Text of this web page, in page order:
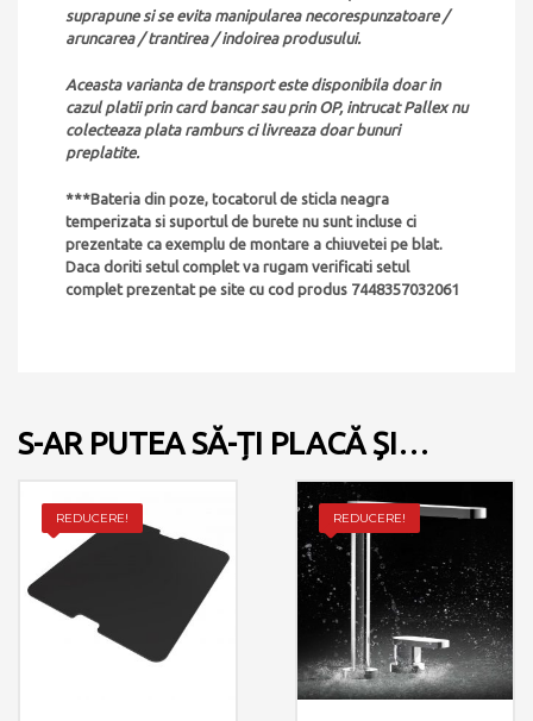
suprapune si se evita manipularea necorespunzatoare /
aruncarea / trantirea / indoirea produsului.
Aceasta varianta de transport este disponibila doar in
cazul platii prin card bancar sau prin OP, intrucat Pallex nu
colecteaza plata ramburs ci livreaza doar bunuri
preplatite.
***Bateria din poze, tocatorul de sticla neagra
temperizata si suportul de burete nu sunt incluse ci
prezentate ca exemplu de montare a chiuvetei pe blat.
Daca doriti setul complet va rugam verificati setul
complet prezentat pe site cu cod produs 7448357032061
S-AR PUTEA SĂ-ȚI PLACĂ ȘI…
REDUCERE! REDUCERE!